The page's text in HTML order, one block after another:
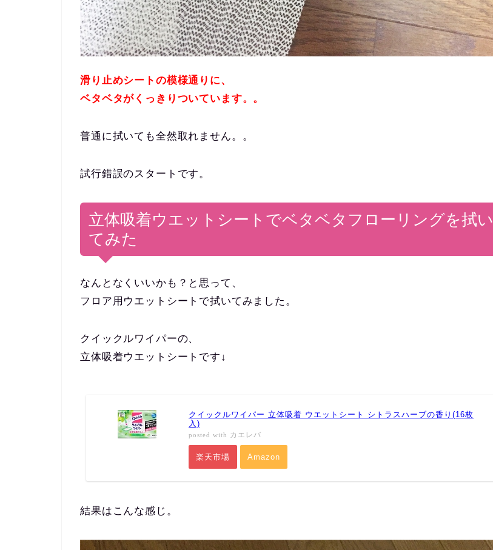
滑り止めシートの模様通りに、
ベタベタがくっきりついています。。
普通に拭いても全然取れません。。
試行錯誤のスタートです。
立体吸着ウエットシートでベタベタフローリングを拭い
てみた
なんとなくいいかも？と思って、
フロア用ウエットシートで拭いてみました。
クイックルワイパーの、
立体吸着ウエットシートです↓
クイックルワイパー 立体吸着 ウエットシート シトラスハーブの香り(16枚
入)
posted with カエレバ
楽天市場 Amazon
結果はこんな感じ。